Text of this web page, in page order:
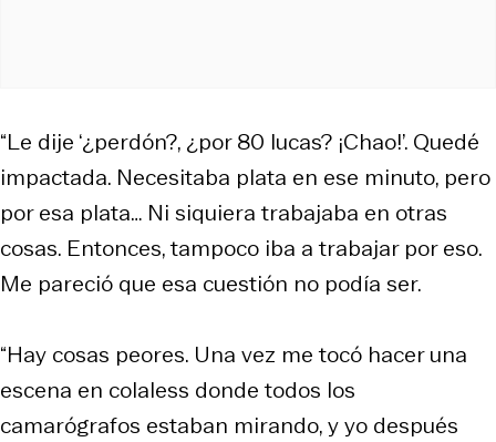
“Le dije ‘¿perdón?, ¿por 80 lucas? ¡Chao!’. Quedé
impactada. Necesitaba plata en ese minuto, pero
por esa plata… Ni siquiera trabajaba en otras
cosas. Entonces, tampoco iba a trabajar por eso.
Me pareció que esa cuestión no podía ser.
“Hay cosas peores. Una vez me tocó hacer una
escena en colaless donde todos los
camarógrafos estaban mirando, y yo después